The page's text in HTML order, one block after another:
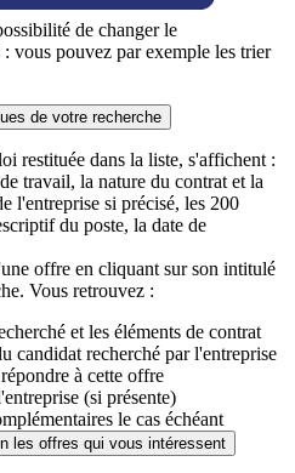
de changer le
: vous pouvez par exemple les trier
de votre recherche
restituée dans la liste, s'affichent :
travail, la nature du contrat et la
l'entreprise si précisé, les 200
du poste, la date de
offre en cliquant sur son intitulé
Vous retrouvez :
et les éléments de contrat
candidat recherché par l'entreprise
à cette offre
(si présente)
le cas échéant
les offres qui vous intéressent